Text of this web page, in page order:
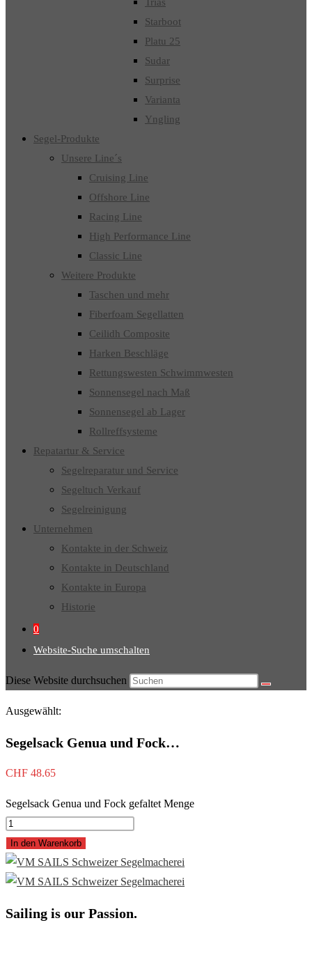
Starboot
Platu 25
Sudar
Surprise
Varianta
Yngling
Segel-Produkte
Unsere Line´s
Cruising Line
Offshore Line
Racing Line
High Performance Line
Classic Line
Weitere Produkte
Taschen und mehr
Fiberfoam Segellatten
Ceilidh Composite
Harken Beschläge
Rettungswesten Schwimmwesten
Sonnensegel nach Maß
Sonnensegel ab Lager
Rollreffsysteme
Repatartur & Service
Segelreparatur und Service
Segeltuch Verkauf
Segelreinigung
Unternehmen
Kontakte in der Schweiz
Kontakte in Deutschland
Kontakte in Europa
Historie
0
Website-Suche umschalten
Diese Website durchsuchen
Ausgewählt:
Segelsack Genua und Fock…
CHF 48.65
Segelsack Genua und Fock gefaltet Menge
In den Warenkorb
Sailing is our Passion.